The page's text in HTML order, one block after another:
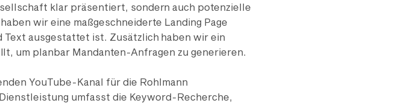
klar präsentiert, sondern auch potenzielle
wir eine maßgeschneiderte Landing Page
ausgestattet ist. Zusätzlich haben wir ein
um planbar Mandanten-Anfragen zu generieren.
YouTube-Kanal für die Rohlmann
umfasst die Keyword-Recherche,